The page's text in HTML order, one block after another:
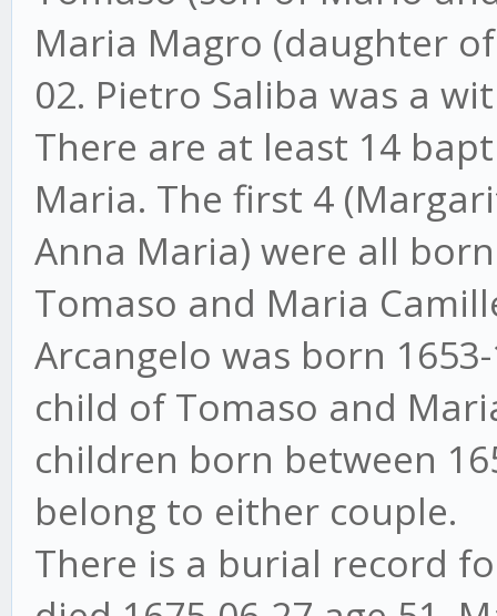
Maria Magro (daughter
02. Pietro Saliba was a
There are at least 14
Maria. The first 4
Anna Maria) were all
Tomaso and Maria
Arcangelo was born
child of Tomaso and
children born between
belong to either couple.
There is a burial record